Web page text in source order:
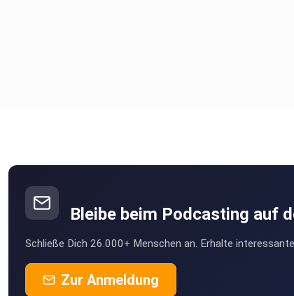
Bleibe beim Podcasting auf
Schließe Dich 26.000+ Menschen an. Erhalte
Zur Anmeldung